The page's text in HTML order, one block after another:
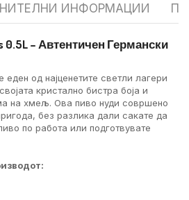
ИНФОРМАЦИИ
0.5L – Автентичен Германски
е еден од најценетите светли лагери
кристално бистра боја и
на хмељ. Ова пиво нуди совршено
без разлика дали сакате да
по работа или подготвувате